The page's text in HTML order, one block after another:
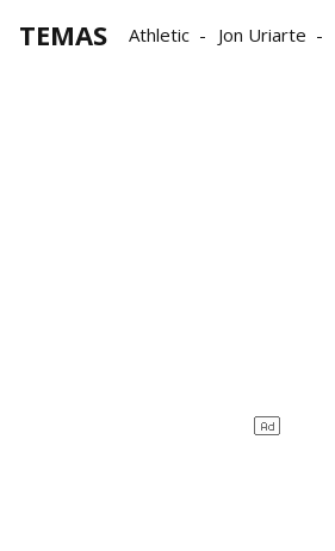
TEMAS Athletic Jon Uriarte